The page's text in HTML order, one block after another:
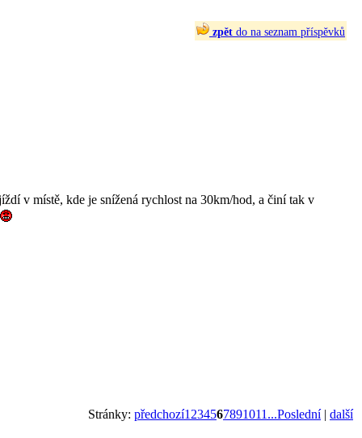
zpět do na seznam příspěvků
v místě, kde je snížená rychlost na 30km/hod, a činí tak v
Stránky: předchozí1 234567891011 ...Poslední| další